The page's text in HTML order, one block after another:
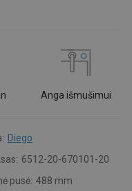
Anga išmušimui
Diego
6512-20-670101-20
pusė: 488 mm